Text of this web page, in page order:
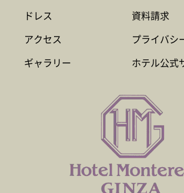
ドレス
アクセス
ギャラリー
資料請求
プライバシ
ホテル公式